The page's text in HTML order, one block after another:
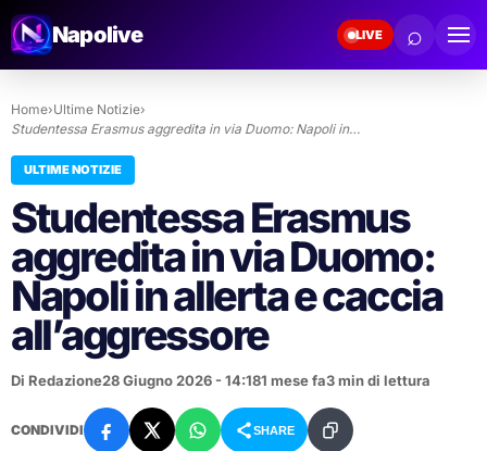
Napolive LIVE ⌕
Home›Ultime Notizie›
Studentessa Erasmus aggredita in via Duomo: Napoli in…
ULTIME NOTIZIE
Studentessa Erasmus
aggredita in via Duomo:
Napoli in allerta e caccia
all’aggressore
Di Redazione28 Giugno 2026 - 14:181 mese fa3 min di lettura
CONDIVIDI SHARE